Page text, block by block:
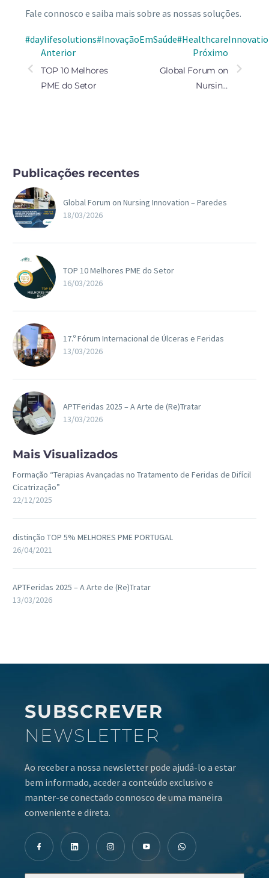
Fale connosco e saiba mais sobre as nossas soluções.
#daylifesolutions#InovaçãoEmSaúde
Anterior
TOP 10 Melhores
PME do Setor
Próximo
Global Forum on
Nursing
Publicações recentes
Global Forum on Nursing Innovation – Paredes
18/03/2026
TOP 10 Melhores PME do Setor
16/03/2026
17.º Fórum Internacional de Úlceras e Feridas
13/03/2026
APTFeridas 2025 – A Arte de (Re)Tratar
13/03/2026
Mais Visualizados
Formação “Terapias Avançadas no Tratamento de Feridas de Difícil
Cicatrização”
22/12/2025
distinção TOP 5% MELHORES PME PORTUGAL
26/04/2021
APTFeridas 2025 – A Arte de (Re)Tratar
13/03/2026
SUBSCREVER
NEWSLETTER
Ao receber a nossa newsletter pode ajudá-lo a estar
bem informado, aceder a conteúdo exclusivo e
manter-se conectado connosco de uma maneira
conveniente e direta.